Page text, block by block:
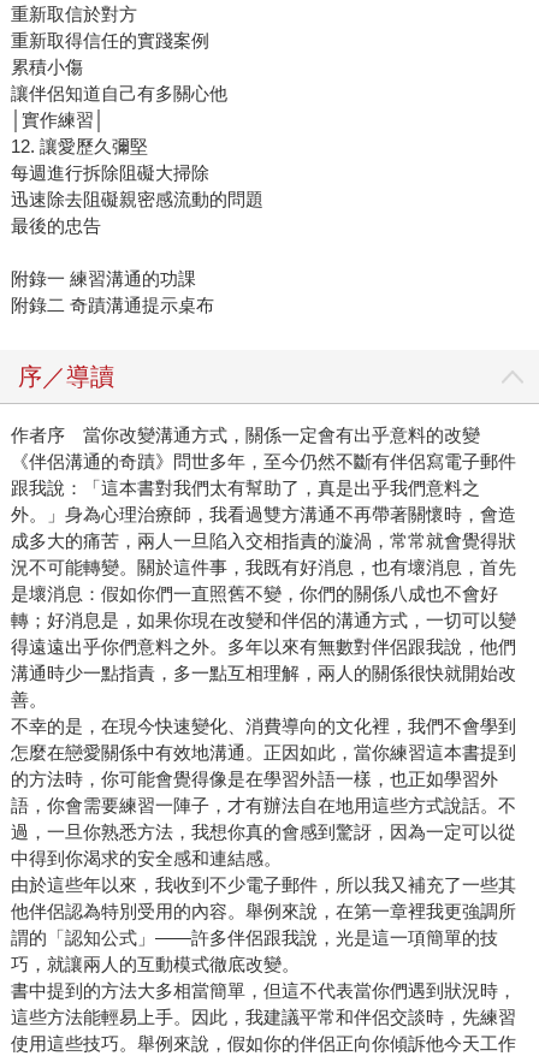
重新取信於對方
重新取得信任的實踐案例
累積小傷
讓伴侶知道自己有多關心他
│實作練習│
12. 讓愛歷久彌堅
每週進行拆除阻礙大掃除
迅速除去阻礙親密感流動的問題
最後的忠告
附錄一 練習溝通的功課
附錄二 奇蹟溝通提示桌布
序／導讀
作者序 當你改變溝通方式，關係一定會有出乎意料的改變
《伴侶溝通的奇蹟》問世多年，至今仍然不斷有伴侶寫電子郵件
跟我說：「這本書對我們太有幫助了，真是出乎我們意料之
外。」身為心理治療師，我看過雙方溝通不再帶著關懷時，會造
成多大的痛苦，兩人一旦陷入交相指責的漩渦，常常就會覺得狀
況不可能轉變。關於這件事，我既有好消息，也有壞消息，首先
是壞消息：假如你們一直照舊不變，你們的關係八成也不會好
轉；好消息是，如果你現在改變和伴侶的溝通方式，一切可以變
得遠遠出乎你們意料之外。多年以來有無數對伴侶跟我說，他們
溝通時少一點指責，多一點互相理解，兩人的關係很快就開始改
善。
不幸的是，在現今快速變化、消費導向的文化裡，我們不會學到
怎麼在戀愛關係中有效地溝通。正因如此，當你練習這本書提到
的方法時，你可能會覺得像是在學習外語一樣，也正如學習外
語，你會需要練習一陣子，才有辦法自在地用這些方式說話。不
過，一旦你熟悉方法，我想你真的會感到驚訝，因為一定可以從
中得到你渴求的安全感和連結感。
由於這些年以來，我收到不少電子郵件，所以我又補充了一些其
他伴侶認為特別受用的內容。舉例來說，在第一章裡我更強調所
謂的「認知公式」——許多伴侶跟我說，光是這一項簡單的技
巧，就讓兩人的互動模式徹底改變。
書中提到的方法大多相當簡單，但這不代表當你們遇到狀況時，
這些方法能輕易上手。因此，我建議平常和伴侶交談時，先練習
使用這些技巧。舉例來說，假如你的伴侶正向你傾訴他今天工作